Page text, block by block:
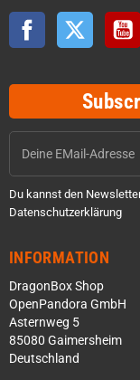
Facebook Twitter
Du kannst den
Datenschutzerklärung
INFORMATION
DragonBox Shop
OpenPandora GmbH
Asternweg 5
85080 Gaimersheim
Deutschland